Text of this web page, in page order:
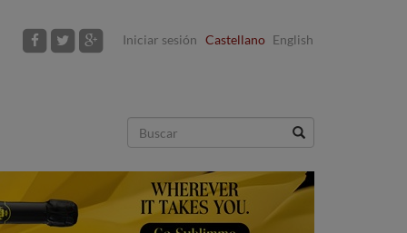
Iniciar sesión Castellano English